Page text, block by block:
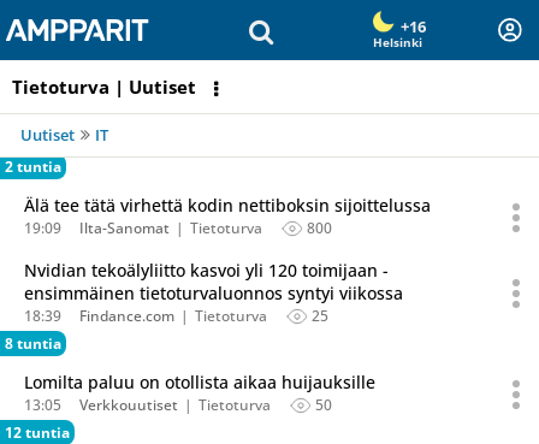
+16
Helsinki
Tietoturva | Uutiset
Uutiset IT
2 tuntia
Älä tee tätä virhettä kodin nettiboksin sijoittelussa
19:09 Ilta-Sanomat Tietoturva 800
Nvidian tekoälyliitto kasvoi yli 120 toimijaan -
ensimmäinen tietoturvaluonnos syntyi viikossa
18:39 Findance.com Tietoturva
25
8 tuntia
Lomilta paluu on otollista aikaa huijauksille
13:05 Verkkouutiset Tietoturva
50
12 tuntia